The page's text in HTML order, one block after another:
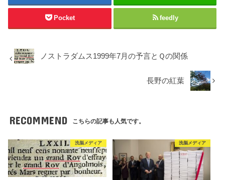
Pocket feedly
ノストラダムス1999年7月の予言とＱの関係
長野の紅葉
RECOMMEND こちらの記事も人気です。
洗脳メディア 洗脳メディア